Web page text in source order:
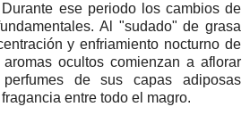
ese periodo los cambios de
Al "sudado" de grasa
y enfriamiento nocturno de
ocultos comienzan a aflorar
perfumes de sus capas adiposas
entre todo el magro.